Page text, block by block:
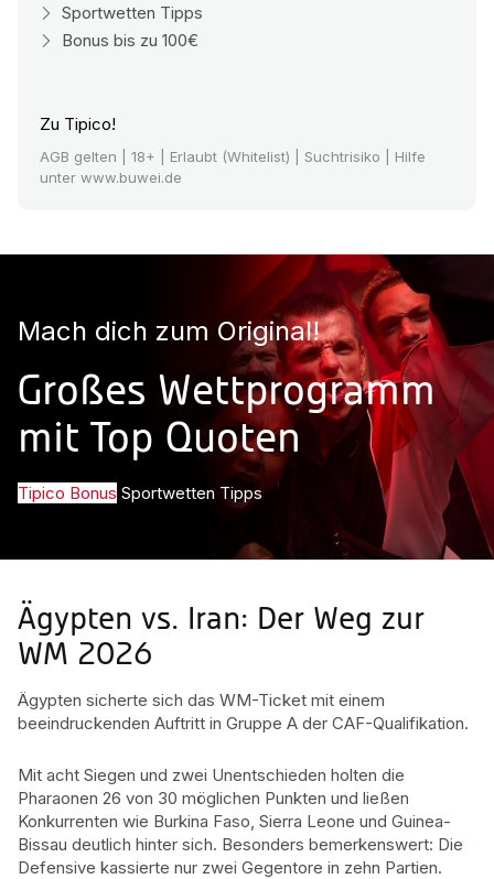
Sportwetten Tipps
Bonus bis zu 100€
Zu Tipico!
AGB gelten | 18+ | Erlaubt (Whitelist) | Suchtrisiko | Hilfe
unter www.buwei.de
Mach dich zum Original!
Großes Wettprogramm
mit Top Quoten
Tipico Bonus Sportwetten Tipps
Ägypten vs. Iran: Der Weg zur
WM 2026
Ägypten sicherte sich das WM-Ticket mit einem
beeindruckenden Auftritt in Gruppe A der CAF-Qualifikation.
Mit acht Siegen und zwei Unentschieden holten die
Pharaonen 26 von 30 möglichen Punkten und ließen
Konkurrenten wie Burkina Faso, Sierra Leone und Guinea-
Bissau deutlich hinter sich. Besonders bemerkenswert: Die
Defensive kassierte nur zwei Gegentore in zehn Partien.